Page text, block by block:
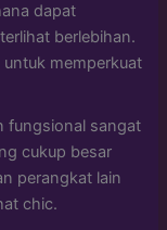
dapat
berlebihan.
untuk memperkuat
fungsional sangat
cukup besar
perangkat lain
chic.